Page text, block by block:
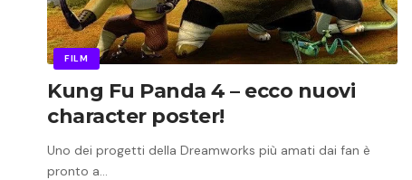
FILM
Kung Fu Panda 4 – ecco nuovi
character poster!
Uno dei progetti della Dreamworks più amati dai fan è
pronto a…